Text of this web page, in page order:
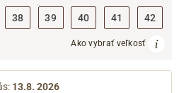
38 39 40 41 42
Ako vybrať veľkosť
: 13.8. 2026